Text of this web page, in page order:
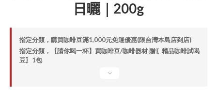
日曬｜200g
指定分類，購買咖啡豆滿1,000元免運優惠(限台灣本島店到店)
指定分類，【請你喝一杯】買咖啡豆/咖啡器材 贈〖精品咖啡試喝
豆〗1包